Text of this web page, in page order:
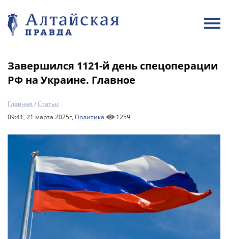
Завершился 1121-й день спецоперации
РФ на Украине. Главное
Главная /Статьи
09:41, 21 марта 2025г, Политика 1259